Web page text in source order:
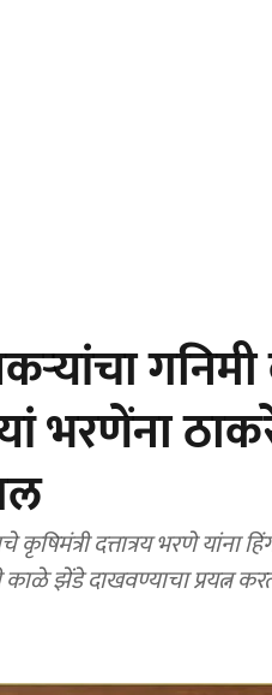
भरणेंना
दत्तात्रय भरणे यांना
काळे झेंडे दाखवण्याचा प्रयत्न